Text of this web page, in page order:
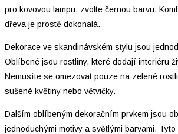
pro kovovou lampu, zvolte černou barvu.
dřeva je prostě dokonalá.
Dekorace ve skandinávském stylu jsou
Oblíbené jsou rostliny, které dodají interiéru
Nemusíte se omezovat pouze na zelené
sušené květiny nebo větvičky.
Dalším oblíbeným dekoračním prvkem jsou
jednoduchými motivy a světlými barvami.